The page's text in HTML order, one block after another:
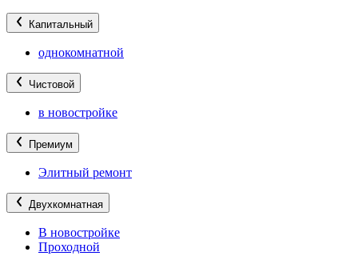
Капитальный
однокомнатной
Чистовой
в новостройке
Премиум
Элитный ремонт
Двухкомнатная
В новостройке
Проходной